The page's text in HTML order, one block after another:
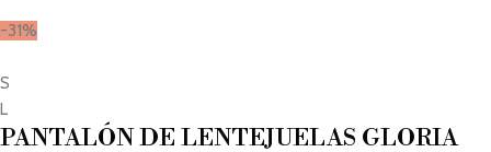
-31%
S
L
PANTALÓN DE LENTEJUELAS GLORIA